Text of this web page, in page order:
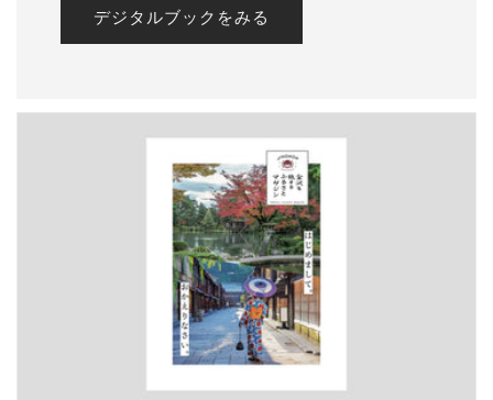
デジタルブックをみる